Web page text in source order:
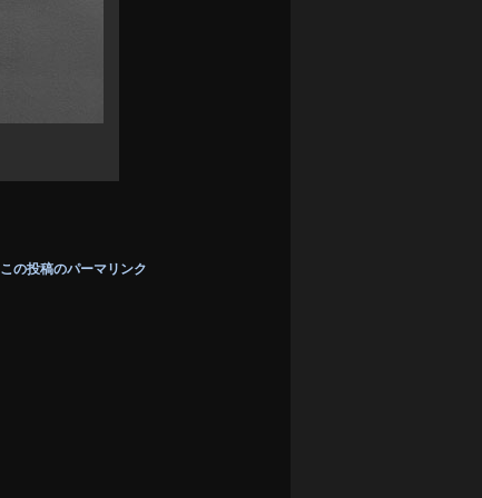
この投稿のパーマリンク